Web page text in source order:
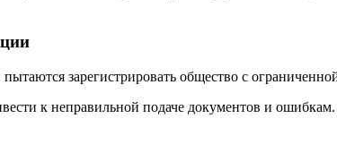
зарегистрировать общество с
к неправильной подаче документов и